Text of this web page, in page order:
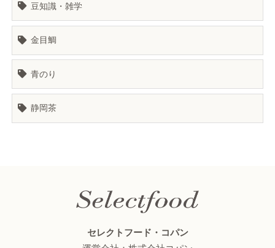
豆知識・雑学
金目鯛
青のり
静岡茶
セレクトフード・コパン